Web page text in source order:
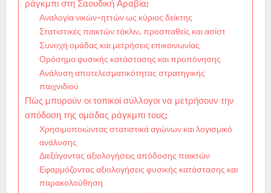
ράγκμπι στη Σαουδική Αραβία;
Αναλογία νικών-ηττών ως κύριος δείκτης
Στατιστικές παικτών τάκλιν, προσπαθείς και ασίστ
Συνοχή ομάδας και μετρήσεις επικοινωνίας
Ορόσημα φυσικής κατάστασης και προπόνησης
Ανάλυση αποτελεσματικότητας στρατηγικής
παιχνιδιού
Πώς μπορούν οι τοπικοί σύλλογοι να μετρήσουν την
απόδοση της ομάδας ράγκμπι τους;
Χρησιμοποιώντας στατιστικά αγώνων και λογισμικό
ανάλυσης
Διεξάγοντας αξιολογήσεις απόδοσης παικτών
Εφαρμόζοντας αξιολογήσεις φυσικής κατάστασης και
παρακολούθηση